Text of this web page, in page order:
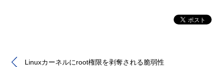
Linuxカーネルにroot権限を剥奪される脆弱性